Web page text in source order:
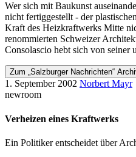
Wer sich mit Baukunst
nicht fertiggestellt - der
Kraft des Heizkraftwerks Mitte
renommierten Schweizer
Consolascio hebt sich von seiner
Zum „Salzburger Nachrichten“
1. September 2002 Norbert Mayr
newroom
Verheizen eines Kraftwerks
Ein Politiker entscheidet über